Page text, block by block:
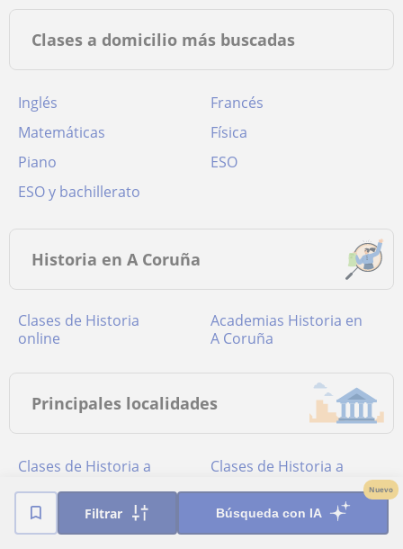
Filtrar Búsqueda con IA
Nuevo
Clases a domicilio más buscadas
Inglés
Francés
Matemáticas
Física
Piano
ESO
ESO y bachillerato
Historia en A Coruña
Clases de Historia
online
academias Historia en
A Coruña
Principales localidades
Clases de Historia a
domicilio en Coruña (A)
Clases de Historia a
domicilio en Ames
Clases de Historia a
domicilio en Ares
Clases de Historia a
domicilio en Brión